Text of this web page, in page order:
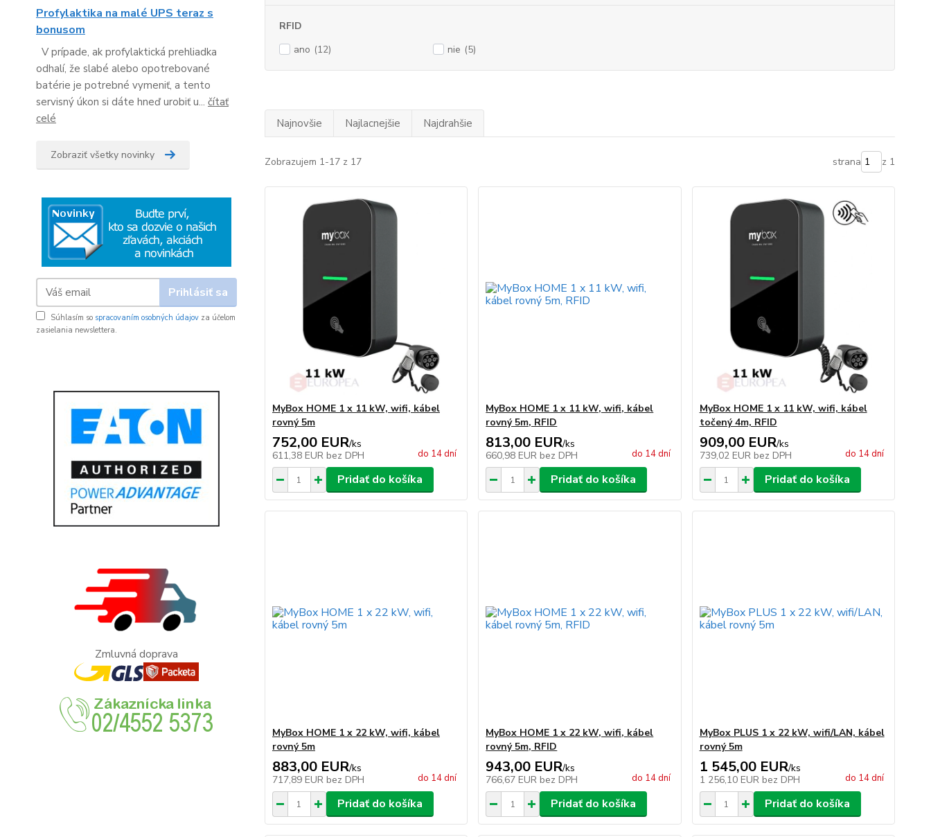
Profylaktika na malé UPS teraz s
bonusom
V prípade, ak profylaktická prehliadka
odhalí, že slabé alebo opotrebované
batérie je potrebné vymeniť, a tento
servisný úkon si dáte hneď urobiť u... čítať
celé
Zobraziť všetky novinky
Prihlásiť sa
Súhlasím so spracovaním osobných údajov za účelom
zasielania newslettera.
Zmluvná doprava
RFID
ano (12) nie (5)
Najnovšie Najlacnejšie Najdrahšie
Zobrazujem 1-17 z 17 strana z 1
MyBox HOME 1 x 11 kW, wifi, kábel
rovný 5m
752,00 EUR/ks
611,38 EUR bez DPH do 14 dní
Pridať do košíka
MyBox HOME 1 x 11 kW, wifi, kábel
rovný 5m, RFID
813,00 EUR/ks
660,98 EUR bez DPH do 14 dní
Pridať do košíka
MyBox HOME 1 x 11 kW, wifi, kábel
točený 4m, RFID
909,00 EUR/ks
739,02 EUR bez DPH do 14 dní
Pridať do košíka
MyBox HOME 1 x 22 kW, wifi, kábel
rovný 5m
883,00 EUR/ks
717,89 EUR bez DPH do 14 dní
Pridať do košíka
MyBox HOME 1 x 22 kW, wifi, kábel
rovný 5m, RFID
943,00 EUR/ks
766,67 EUR bez DPH do 14 dní
Pridať do košíka
MyBox PLUS 1 x 22 kW, wifi/LAN, kábel
rovný 5m
1 545,00 EUR/ks
1 256,10 EUR bez DPH do 14 dní
Pridať do košíka